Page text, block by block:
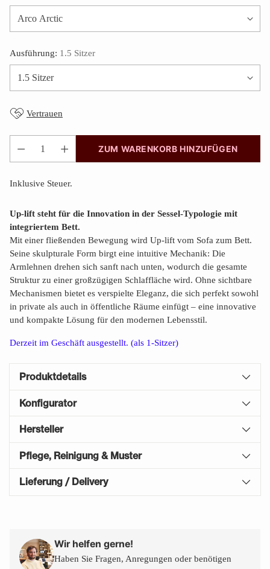
Ausführung: 1.5 Sitzer
Vertrauen
Anzahl
ZUM WARENKORB HINZUFÜGEN
Inklusive Steuer.
Up-lift steht für die Innovation in der Sessel-Typologie mit
integriertem Bett.
Mit einer fließenden Bewegung wird Up-lift vom Sofa zum Bett.
Seine skulpturale Form birgt eine intuitive Mechanik: Die
Armlehnen drehen sich sanft nach unten, wodurch die gesamte
Struktur zu einer großzügigen Schlaffläche wird. Ohne sichtbare
Mechanismen bietet es verspielte Eleganz, die sich perfekt sowohl
in private als auch in öffentliche Räume einfügt – eine innovative
und kompakte Lösung für den modernen Lebensstil.
Derzeit im Geschäft ausgestellt. (als 1-Sitzer)
Produktdetails
Konfigurator
Hersteller
Pflege, Reinigung & Muster
Lieferung / Delivery
Warenkorb
Wir helfen gerne!
Haben Sie Fragen, Anregungen oder benötigen